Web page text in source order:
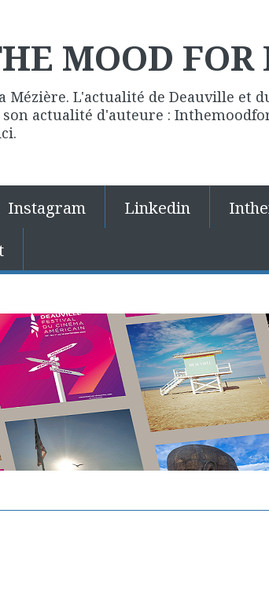
MOOD
Mézière. L'actualité de Deauville et
actualité d'auteure :
Instagram Linkedin